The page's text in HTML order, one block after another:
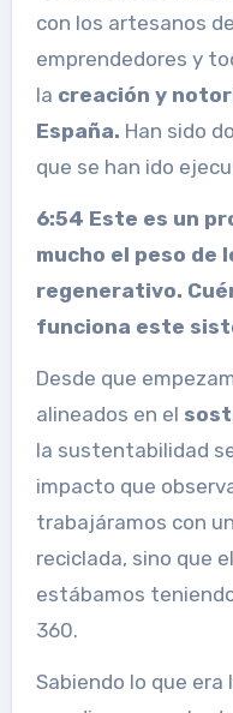
con los artesanos
emprendedores y
la creación y
España. Han sido
que se han ido
6:54 Este es un
mucho el peso de
regenerativo.
funciona este
Desde que
alineados en el
la sustentabilidad
impacto que
trabajáramos con
reciclada, sino que
estábamos
360.
Sabiendo lo que